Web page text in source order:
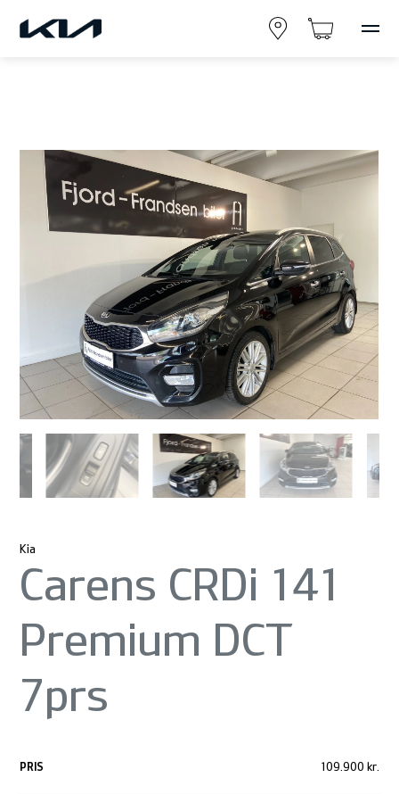
Kia
Carens CRDi 141
Premium DCT
7prs
PRIS 109.900 kr.